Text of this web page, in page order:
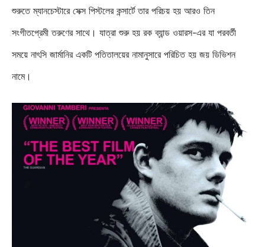
শুরুতে ম্যানচেস্টারে সেক্স পিস্টলের কন্সার্টে তার পরিচয় হয় আরও তিন
সংগীতপ্রেমী তরুণের সাথে। যাত্রা শুরু হয় রক ব্যান্ড ওয়ারস-এর যা পরবর্তী
সময়ে নাৎসি জার্মানির একটি পতিতালয়ের নামানুসারে পরিচিত হয় জয় ডিভিশন
নামে।